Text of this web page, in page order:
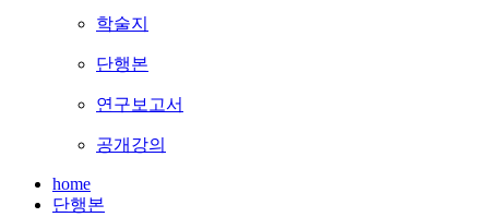
학술지
단행본
연구보고서
공개강의
home
단행본